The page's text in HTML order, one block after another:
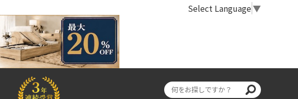
Select Language▼